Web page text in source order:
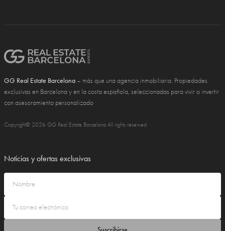
GG Real Estate Barcelona – más que una agencia inmobiliaria. Propiedades
exclusivas en Barcelona y en la costa española, seleccionadas para vivir o invertir
con asesoramiento personalizado
Copyright© 2026 GG Real Estate Barcelona All rights reserved
Noticias y ofertas exclusivas